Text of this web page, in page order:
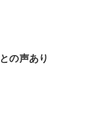
の声あり